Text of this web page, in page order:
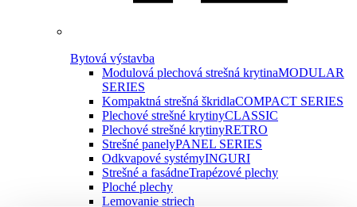
Bytová výstavba
Modulová plechová strešná krytinaMODULAR
SERIES
Kompaktná strešná škridlaCOMPACT SERIES
Plechové strešné krytinyCLASSIC
Plechové strešné krytinyRETRO
Strešné panelyPANEL SERIES
Odkvapové systémyINGURI
Strešné a fasádneTrapézové plechy
Ploché plechy
Lemovanie striech